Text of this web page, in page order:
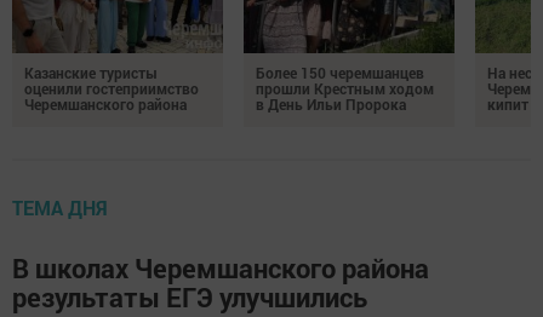
Казанские туристы
оценили гостеприимство
Черемшанского района
Более 150 черемшанцев
прошли Крестным ходом
в День Ильи Пророка
На
кипит
ТЕМА ДНЯ
В школах Черемшанского района
результаты ЕГЭ улучшились